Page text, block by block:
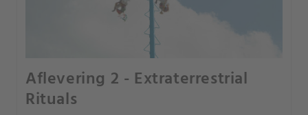
Aflevering 2 - Extraterrestrial
Rituals